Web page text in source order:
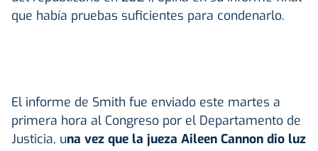
que había pruebas suficientes para condenarlo.
El informe de Smith fue enviado este martes a
primera hora al Congreso por el Departamento de
Justicia, una vez que la jueza Aileen Cannon dio luz